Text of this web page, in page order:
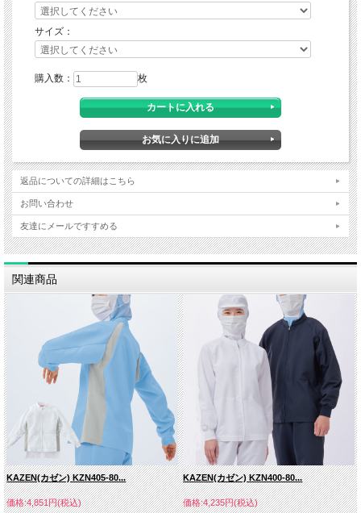
サイズ：
購入数： 枚
返品についての詳細はこちら
お問い合わせ
友達にメールですすめる
関連商品
KAZEN(カゼン) KZN405-80...
価格:4,851円(税込)
KAZEN(カゼン) KZN400-80...
価格:4,235円(税込)